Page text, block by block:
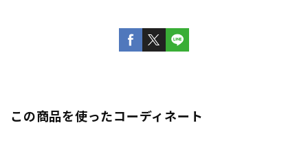
この商品を使ったコーディネート